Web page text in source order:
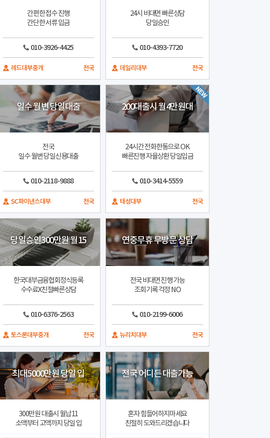
간편한 접수 진행
간단한 서류 입금
010-3926-4425
레드대부중개 전국
24시 비대면 빠른상담
당일승인
010-4393-7720
데일리대부 전국
일수 월변 당일대출
전국
일수 월변 당일신용대출
010-2118-9888
SC파이낸스대부 전국
200대출시 월4만원대
24시간 전화한통으로 OK
빠른진행 자율상환 당일입금
010-3414-5559
태성대부 전국
당일승인300만원 월15
한국대부금융협회정식등록
수수료X친절빠른상담
010-6376-2563
토스론대부중개 전국
연중무휴 무방문 상담
전국 비대면 진행 가능
조회기록 걱정 NO
010-2199-6006
뉴리치대부 전국
최대5000만원 당일 입
300만원 대출시 월납11
소액부터 고액까지 당일 입
전국 어디든 대출가능
혼자 힘들어하지마세요
친절히 도와드리겠습니다